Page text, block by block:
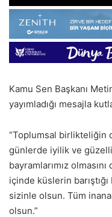
Kamu Sen Başkanı
yayımladığı mesajla
“Toplumsal birlikteliğin
günlerde iyilik ve
bayramlarımız
içinde küslerin
sizinle olsun. Tüm
olsun.”